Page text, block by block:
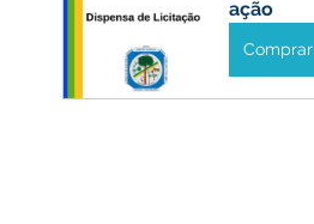
Obras e Desenvolvimento Urbano
ação
Comprar